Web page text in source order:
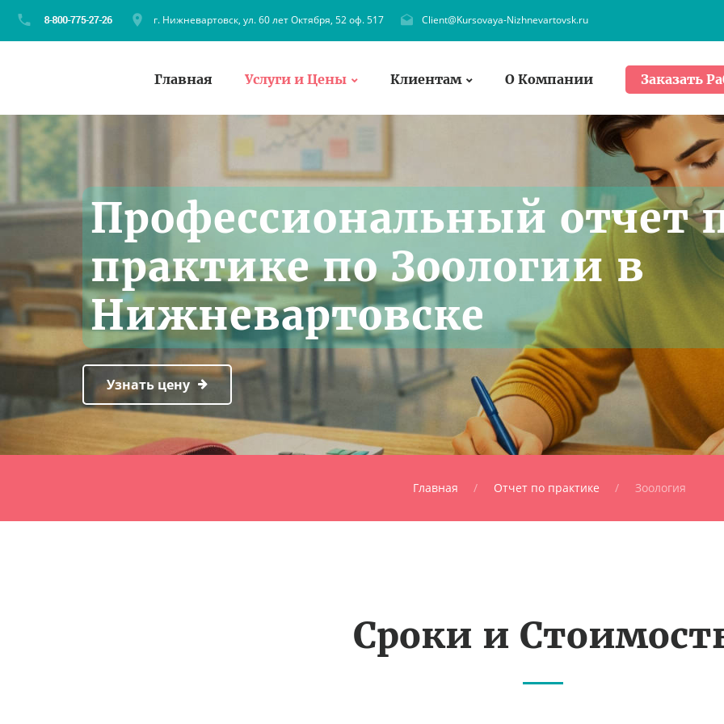
г. Нижневартовск, ул. 60 лет Октября, 52 оф. 517 Client@Kursovaya-Nizhnevartovsk.ru
Главная Услуги и Цены Клиентам О Компании Заказать
Профессиональный отчет
практике по Зоологии в
Нижневартовске
Узнать цену
Главная Отчет по практике Зоология
Сроки и